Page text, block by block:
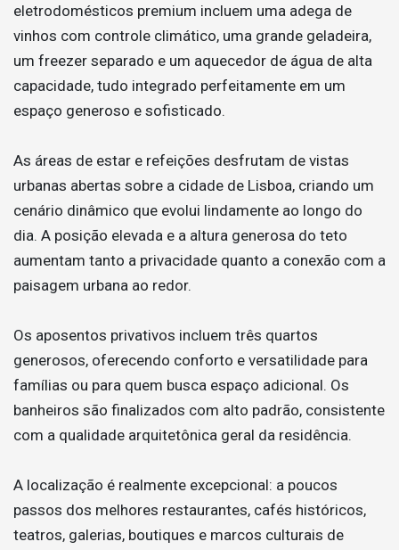
eletrodomésticos premium incluem uma adega de
vinhos com controle climático, uma grande geladeira,
um freezer separado e um aquecedor de água de alta
capacidade, tudo integrado perfeitamente em um
espaço generoso e sofisticado.
As áreas de estar e refeições desfrutam de vistas
urbanas abertas sobre a cidade de Lisboa, criando um
cenário dinâmico que evolui lindamente ao longo do
dia. A posição elevada e a altura generosa do teto
aumentam tanto a privacidade quanto a conexão com a
paisagem urbana ao redor.
Os aposentos privativos incluem três quartos
generosos, oferecendo conforto e versatilidade para
famílias ou para quem busca espaço adicional. Os
banheiros são finalizados com alto padrão, consistente
com a qualidade arquitetônica geral da residência.
A localização é realmente excepcional: a poucos
passos dos melhores restaurantes, cafés históricos,
teatros, galerias, boutiques e marcos culturais de